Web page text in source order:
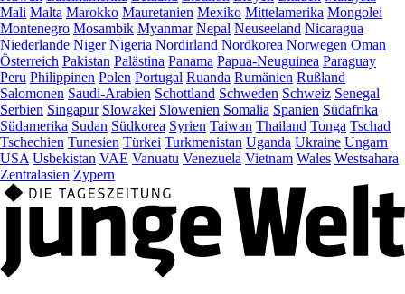
Mali Malta Marokko Mauretanien Mexiko Mittelamerika Mongolei
Montenegro Mosambik Myanmar Nepal Neuseeland Nicaragua
Niederlande Niger Nigeria Nordirland Nordkorea Norwegen Oman
Österreich Pakistan Palästina Panama Papua-Neuguinea Paraguay
Peru Philippinen Polen Portugal Ruanda Rumänien Rußland
Salomonen Saudi-Arabien Schottland Schweden Schweiz Senegal
Serbien Singapur Slowakei Slowenien Somalia Spanien Südafrika
Südamerika Sudan Südkorea Syrien Taiwan Thailand Tonga Tschad
Tschechien Tunesien Türkei Turkmenistan Uganda Ukraine Ungarn
USA Usbekistan VAE Vanuatu Venezuela Vietnam Wales Westsahara
Zentralasien Zypern